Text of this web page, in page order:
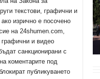
текстови, графични и
изрично е посочено
на 24shumen.com,
и видео
санкционирани с
коментарите под
публикуването